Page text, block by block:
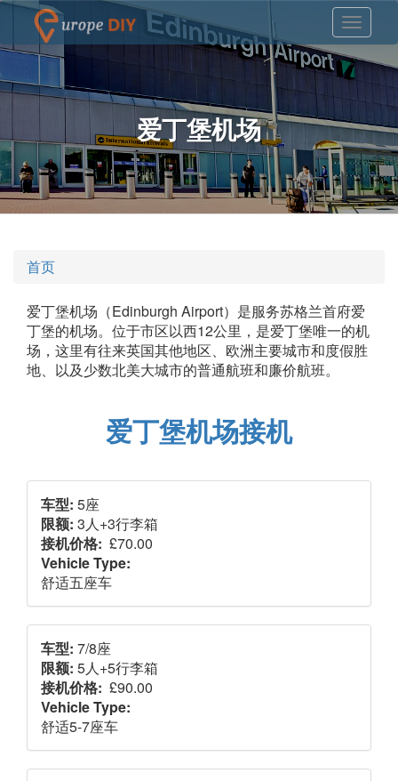
爱丁堡机场
首页
爱丁堡机场（Edinburgh Airport）是服务苏格兰首府爱
丁堡的机场。位于市区以西12公里，是爱丁堡唯一的机
场，这里有往来英国其他地区、欧洲主要城市和度假胜
地、以及少数北美大城市的普通航班和廉价航班。
爱丁堡机场接机
车型: 5座
限额: 3人+3行李箱
接机价格: £70.00
Vehicle Type:
舒适五座车
车型: 7/8座
限额: 5人+5行李箱
接机价格: £90.00
Vehicle Type:
舒适5-7座车